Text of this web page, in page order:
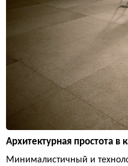
Архитектурная простота в
Минималистичный и